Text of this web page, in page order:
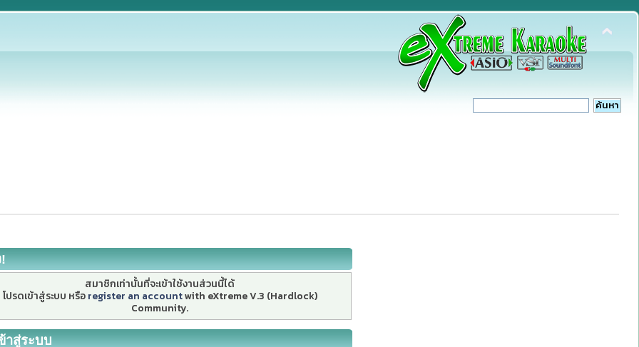
สมาชิกเท่านั้นที่จะเข้าใช้งานส่วนนี้ได้
โปรดเข้าสู่ระบบ หรือ register an accountwith eXtreme V.3 (Hardlock)
Community.
าสู่ระบบ